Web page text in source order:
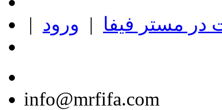
| مستر فیفا | ورود
info@mrfifa.com